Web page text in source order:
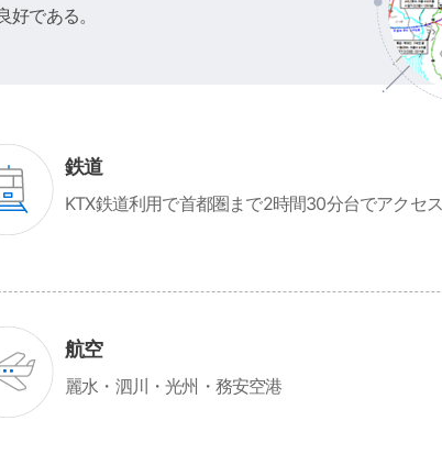
である。
鉄道
KTX鉄道利用で首都圏まで2時間30分台でアクセス
航空
麗水・泗川・光州・務安空港